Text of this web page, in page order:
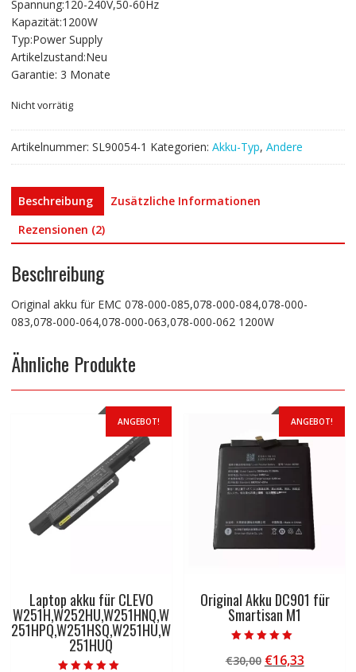
war:
€462,33
ist:
€308,22.
Spannung:120-240V,50-60Hz
Kapazität:1200W
Typ:Power Supply
Artikelzustand:Neu
Garantie: 3 Monate
Nicht vorrätig
Artikelnummer: SL90054-1 Kategorien: Akku-Typ, Andere
Beschreibung
Zusätzliche Informationen
Rezensionen (2)
Beschreibung
Original akku für EMC 078-000-085,078-000-084,078-000-
083,078-000-064,078-000-063,078-000-062 1200W
Ähnliche Produkte
ANGEBOT!
Laptop akku für CLEVO
W251H,W252HU,W251HNQ,W
251HPQ,W251HSQ,W251HU,W
251HUQ
ANGEBOT!
Original Akku DC901 für
Smartisan M1
5.00
von 5
€30,00 Ursprünglicher
€16,33